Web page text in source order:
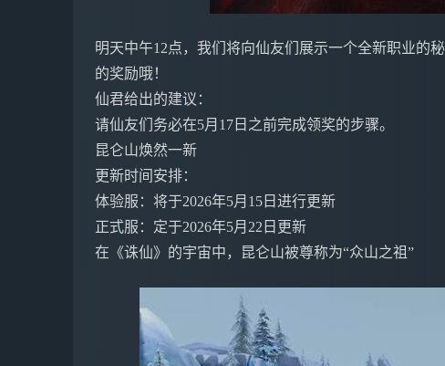
明天中午12点，我们将向仙友们展示一个全新职业的
的奖励哦！
仙君给出的建议：
请仙友们务必在5月17日之前完成领奖的步骤。
昆仑山焕然一新
更新时间安排：
体验服：将于2026年5月15日进行更新
正式服：定于2026年5月22日更新
在《诛仙》的宇宙中，昆仑山被尊称为“众山之祖”